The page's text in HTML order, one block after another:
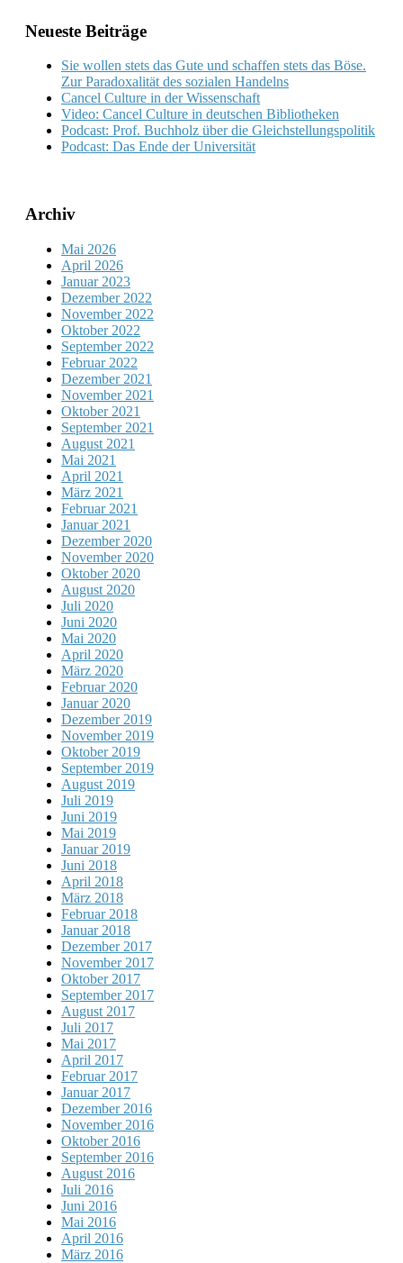
Neueste Beiträge
Sie wollen stets das Gute und schaffen stets das Böse.
Zur Paradoxalität des sozialen Handelns
Cancel Culture in der Wissenschaft
Video: Cancel Culture in deutschen Bibliotheken
Podcast: Prof. Buchholz über die Gleichstellungspolitik
Podcast: Das Ende der Universität
Archiv
Mai 2026
April 2026
Januar 2023
Dezember 2022
November 2022
Oktober 2022
September 2022
Februar 2022
Dezember 2021
November 2021
Oktober 2021
September 2021
August 2021
Mai 2021
April 2021
März 2021
Februar 2021
Januar 2021
Dezember 2020
November 2020
Oktober 2020
August 2020
Juli 2020
Juni 2020
Mai 2020
April 2020
März 2020
Februar 2020
Januar 2020
Dezember 2019
November 2019
Oktober 2019
September 2019
August 2019
Juli 2019
Juni 2019
Mai 2019
Januar 2019
Juni 2018
April 2018
März 2018
Februar 2018
Januar 2018
Dezember 2017
November 2017
Oktober 2017
September 2017
August 2017
Juli 2017
Mai 2017
April 2017
Februar 2017
Januar 2017
Dezember 2016
November 2016
Oktober 2016
September 2016
August 2016
Juli 2016
Juni 2016
Mai 2016
April 2016
März 2016